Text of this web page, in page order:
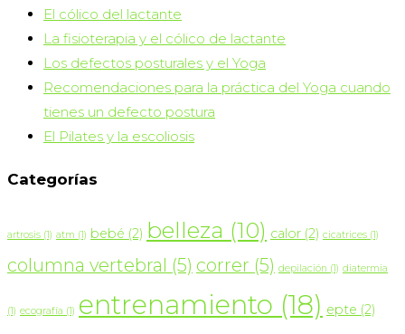
panel
de
búsqueda.
El cólico del lactante
La fisioterapia y el cólico de lactante
Los defectos posturales y el Yoga
Recomendaciones para la práctica del Yoga cuando
tienes un defecto postura
El Pilates y la escoliosis
Categorías
artrosis (1) atm (1) bebé (2) belleza (10) calor (2) cicatrices (1)
columna vertebral (5) correr (5) depilación (1) diatermia
(1) ecografía (1) entrenamiento (18) epte (2)